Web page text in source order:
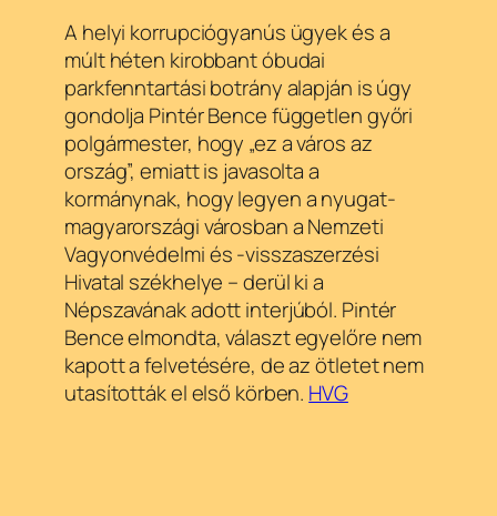
A helyi korrupciógyanús ügyek és a
múlt héten kirobbant óbudai
parkfenntartási botrány alapján is úgy
gondolja Pintér Bence független győri
polgármester, hogy „ez a város az
ország”, emiatt is javasolta a
kormánynak, hogy legyen a nyugat-
magyarországi városban a Nemzeti
Vagyonvédelmi és -visszaszerzési
Hivatal székhelye – derül ki a
Népszavának adott interjúból. Pintér
Bence elmondta, választ egyelőre nem
kapott a felvetésére, de az ötletet nem
utasították el első körben. HVG